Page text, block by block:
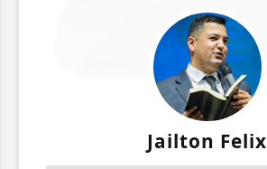
Jailton Felix